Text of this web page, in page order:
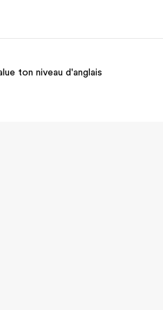
ton niveau d'anglais